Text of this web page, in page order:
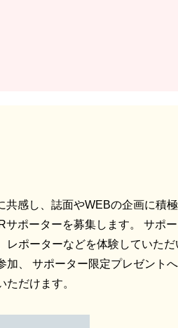
共感し、誌面やWEBの企画に積
サポーターを募集します。 サポ
レポーターなどを体験していた
加、 サポーター限定プレゼント
ただけます。